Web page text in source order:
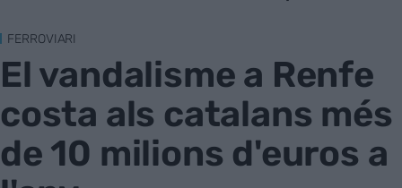
FERROVIARI
El vandalisme a Renfe
costa als catalans més
de 10 milions d'euros a